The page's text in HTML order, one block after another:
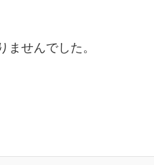
ませんでした。